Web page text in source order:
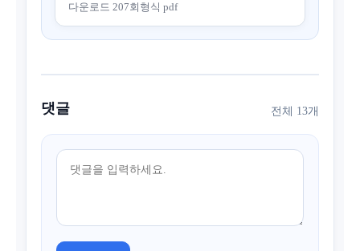
다운로드 207회 형식 pdf
댓글 전체 13개